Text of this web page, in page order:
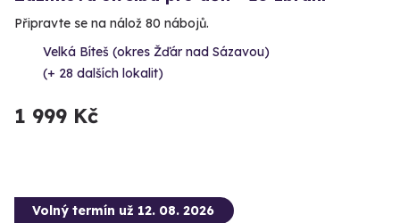
Připravte se na nálož 80 nábojů.
Velká Bíteš (okres Žďár nad Sázavou)
(+ 28 dalších lokalit)
1 999 Kč
Volný termín už 12. 08. 2026